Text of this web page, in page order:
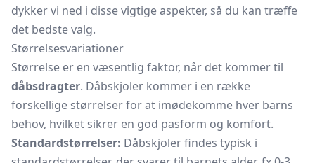
dykker vi ned i disse vigtige aspekter, så du kan træffe
det bedste valg.
Størrelsesvariationer
Størrelse er en væsentlig faktor, når det kommer til
dåbsdragter. Dåbskjoler kommer i en række
forskellige størrelser for at imødekomme hver barns
behov, hvilket sikrer en god pasform og komfort.
Standardstørrelser: Dåbskjoler findes typisk i